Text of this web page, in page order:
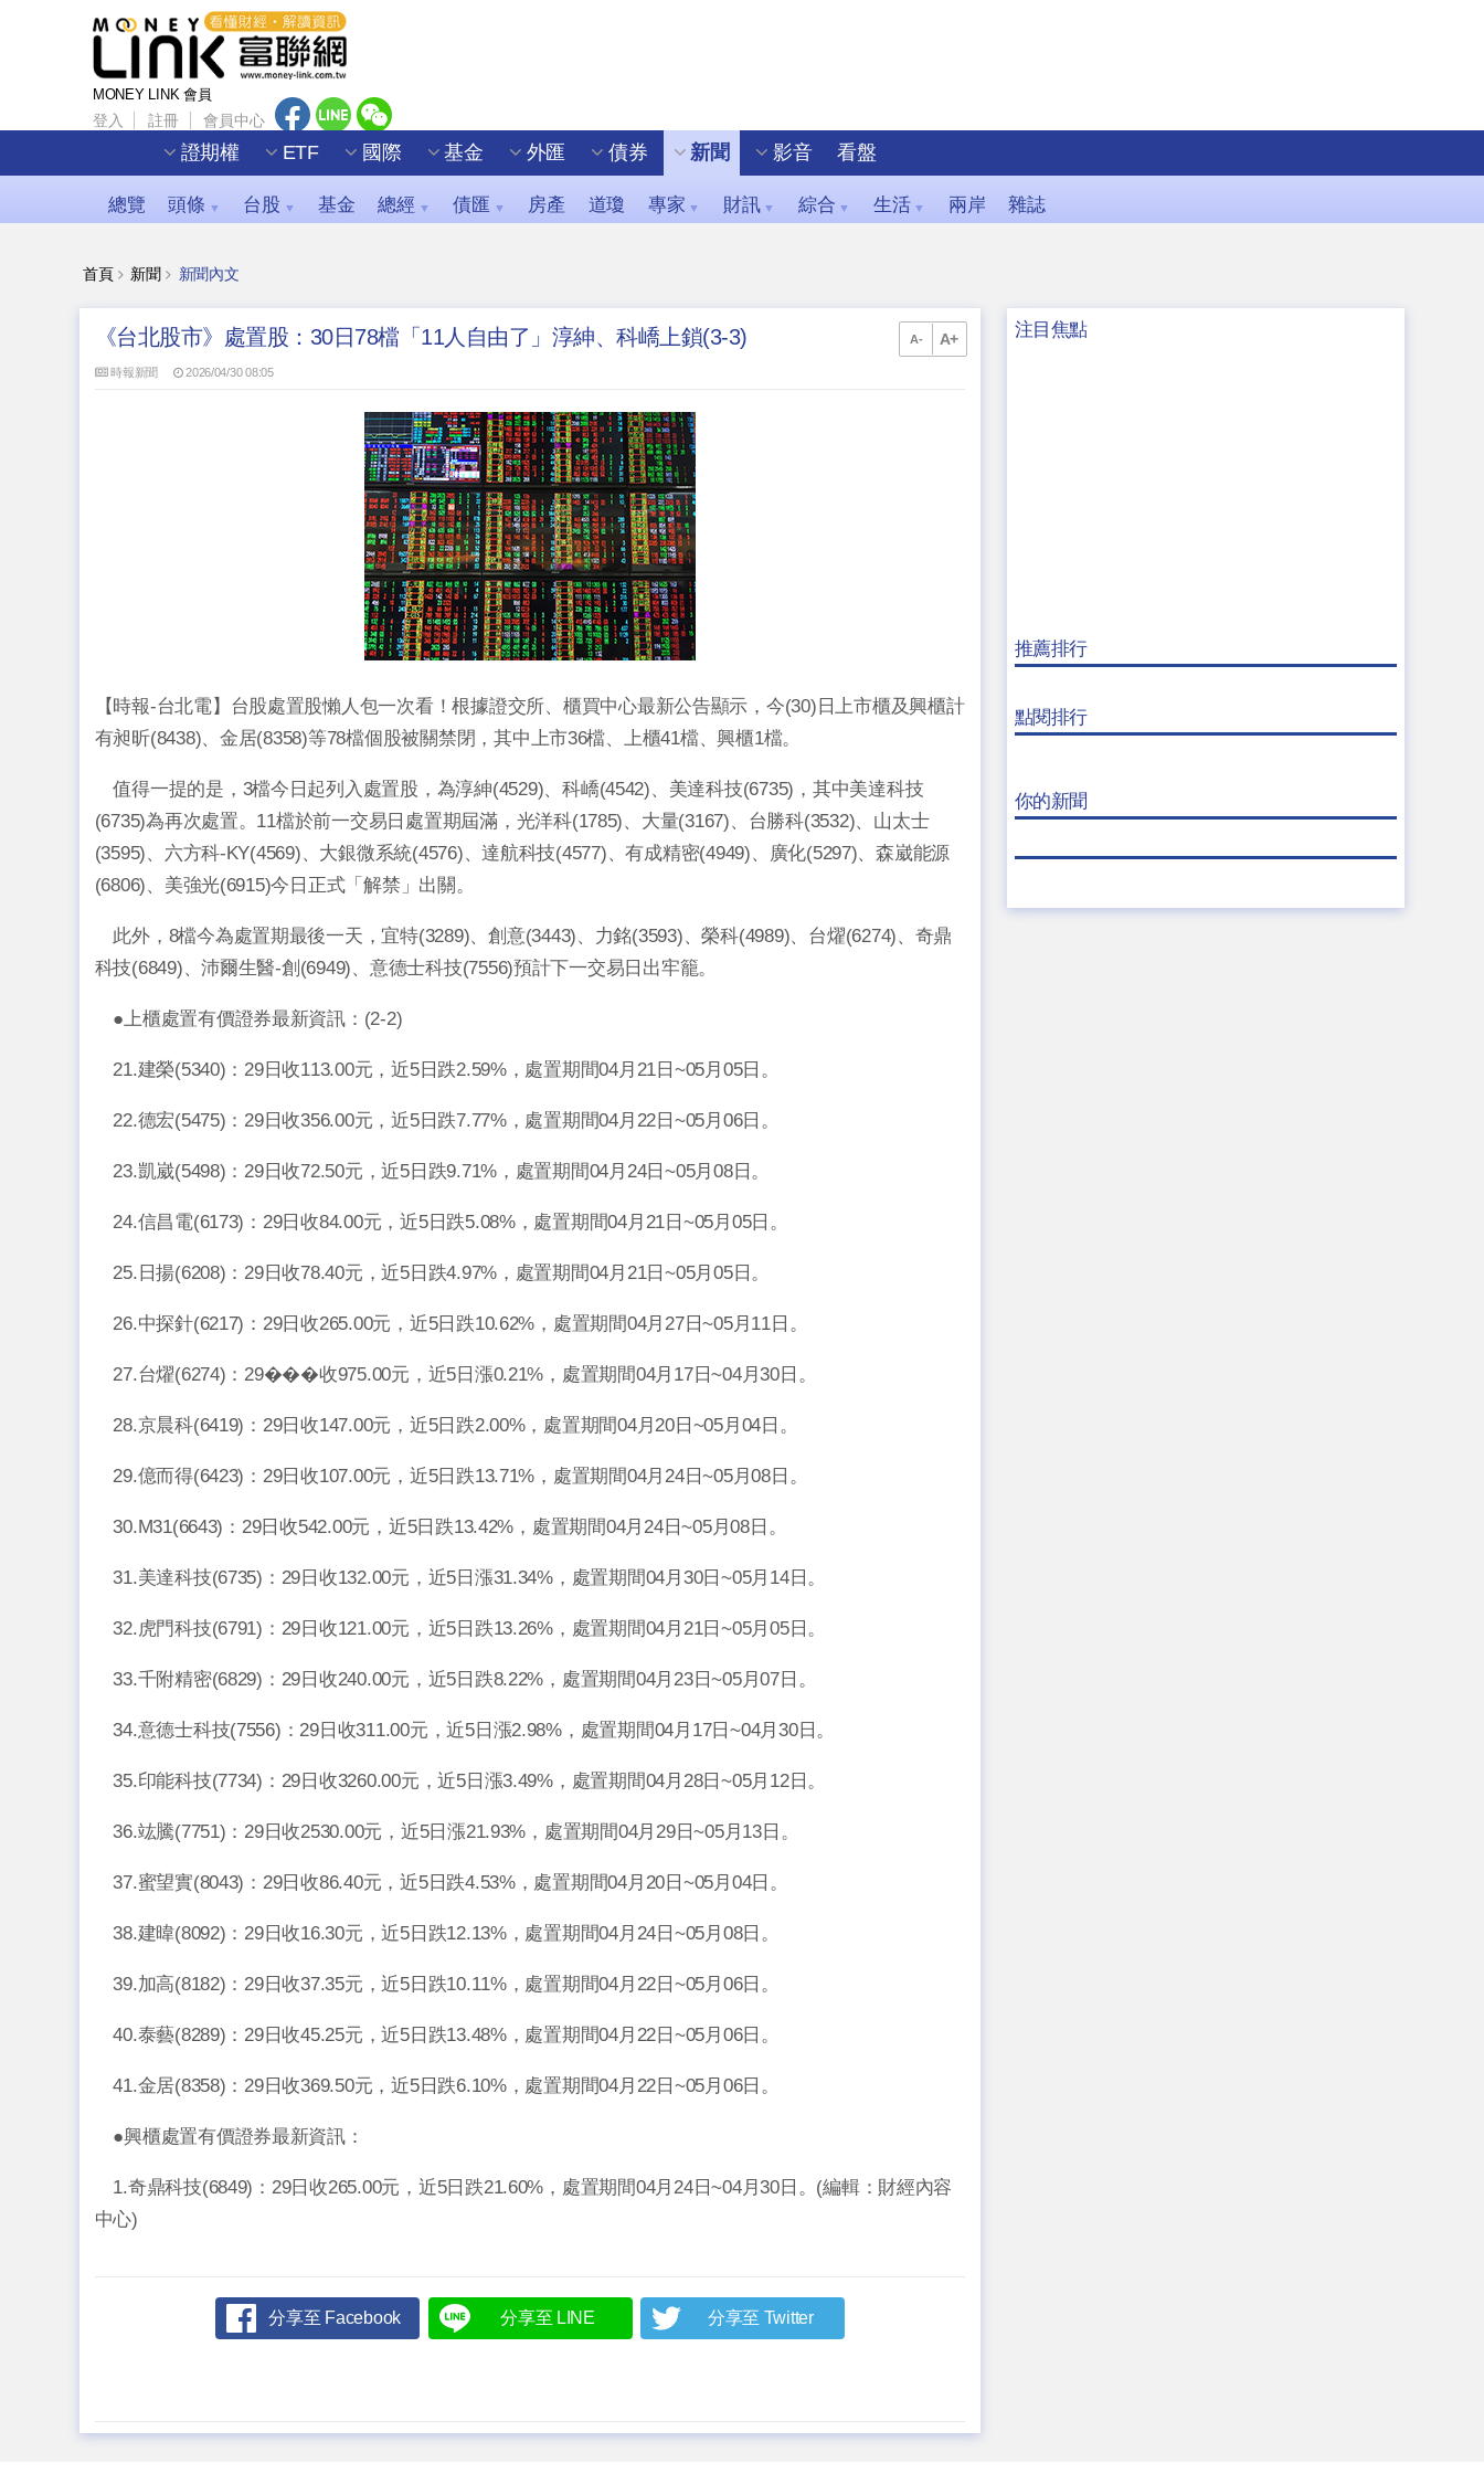
MONEY LINK 會員
登入 註冊 會員中心
證期權 ETF 國際 基金 外匯 債券 新聞 影音 看盤
總覽 頭條 ▼ 台股 ▼ 基金 總經 ▼ 債匯 ▼ 房產 道瓊 專家 ▼ 財訊 ▼ 綜合 ▼ 生活 ▼ 兩岸 雜誌
首頁 新聞 新聞內文
A- A+
《台北股市》處置股：30日78檔「11人自由了」淳紳、科嶠上鎖(3-3)
時報新聞 2026/04/30 08:05
【時報-台北電】台股處置股懶人包一次看！根據證交所、櫃買中心最新公告顯示，今(30)日上市櫃及興櫃計
有昶昕(8438)、金居(8358)等78檔個股被關禁閉，其中上市36檔、上櫃41檔、興櫃1檔。
值得一提的是，3檔今日起列入處置股，為淳紳(4529)、科嶠(4542)、美達科技(6735)，其中美達科技
(6735)為再次處置。11檔於前一交易日處置期屆滿，光洋科(1785)、大量(3167)、台勝科(3532)、山太士
(3595)、六方科-KY(4569)、大銀微系統(4576)、達航科技(4577)、有成精密(4949)、廣化(5297)、森崴能源
(6806)、美強光(6915)今日正式「解禁」出關。
此外，8檔今為處置期最後一天，宜特(3289)、創意(3443)、力銘(3593)、榮科(4989)、台燿(6274)、奇鼎
科技(6849)、沛爾生醫-創(6949)、意德士科技(7556)預計下一交易日出牢籠。
●上櫃處置有價證券最新資訊：(2-2)
21.建榮(5340)：29日收113.00元，近5日跌2.59%，處置期間04月21日~05月05日。
22.德宏(5475)：29日收356.00元，近5日跌7.77%，處置期間04月22日~05月06日。
23.凱崴(5498)：29日收72.50元，近5日跌9.71%，處置期間04月24日~05月08日。
24.信昌電(6173)：29日收84.00元，近5日跌5.08%，處置期間04月21日~05月05日。
25.日揚(6208)：29日收78.40元，近5日跌4.97%，處置期間04月21日~05月05日。
26.中探針(6217)：29日收265.00元，近5日跌10.62%，處置期間04月27日~05月11日。
27.台燿(6274)：29���收975.00元，近5日漲0.21%，處置期間04月17日~04月30日。
28.京晨科(6419)：29日收147.00元，近5日跌2.00%，處置期間04月20日~05月04日。
29.億而得(6423)：29日收107.00元，近5日跌13.71%，處置期間04月24日~05月08日。
30.M31(6643)：29日收542.00元，近5日跌13.42%，處置期間04月24日~05月08日。
31.美達科技(6735)：29日收132.00元，近5日漲31.34%，處置期間04月30日~05月14日。
32.虎門科技(6791)：29日收121.00元，近5日跌13.26%，處置期間04月21日~05月05日。
33.千附精密(6829)：29日收240.00元，近5日跌8.22%，處置期間04月23日~05月07日。
34.意德士科技(7556)：29日收311.00元，近5日漲2.98%，處置期間04月17日~04月30日。
35.印能科技(7734)：29日收3260.00元，近5日漲3.49%，處置期間04月28日~05月12日。
36.竑騰(7751)：29日收2530.00元，近5日漲21.93%，處置期間04月29日~05月13日。
37.蜜望實(8043)：29日收86.40元，近5日跌4.53%，處置期間04月20日~05月04日。
38.建暐(8092)：29日收16.30元，近5日跌12.13%，處置期間04月24日~05月08日。
39.加高(8182)：29日收37.35元，近5日跌10.11%，處置期間04月22日~05月06日。
40.泰藝(8289)：29日收45.25元，近5日跌13.48%，處置期間04月22日~05月06日。
41.金居(8358)：29日收369.50元，近5日跌6.10%，處置期間04月22日~05月06日。
●興櫃處置有價證券最新資訊：
1.奇鼎科技(6849)：29日收265.00元，近5日跌21.60%，處置期間04月24日~04月30日。(編輯：財經內容
中心)
分享至 Facebook 分享至 LINE 分享至 Twitter
注目焦點
推薦排行
點閱排行
你的新聞